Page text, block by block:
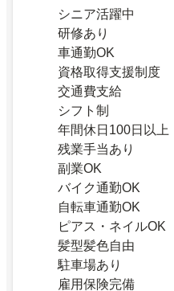
シニア活躍中
研修あり
車通勤OK
資格取得支援制度
交通費支給
シフト制
年間休日100日以上
残業手当あり
副業OK
バイク通勤OK
自転車通勤OK
ピアス・ネイルOK
髪型髪色自由
駐車場あり
雇用保険完備